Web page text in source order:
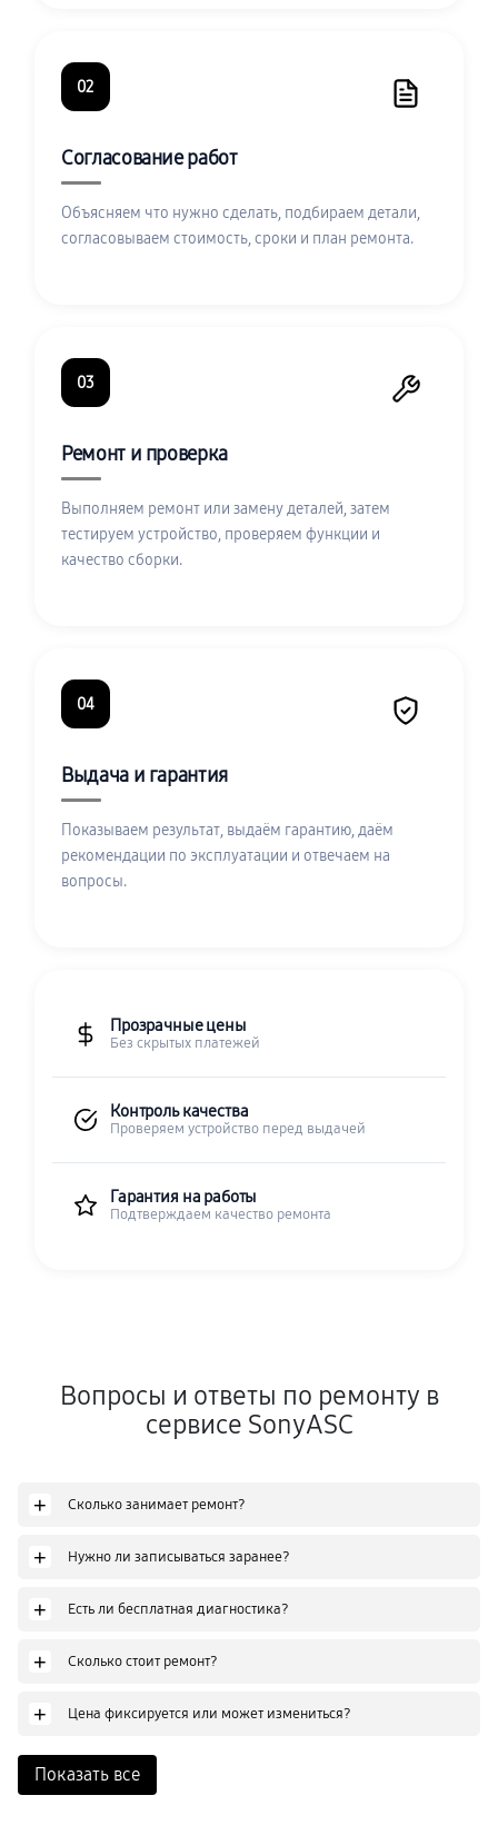
02
Согласование работ
Объясняем что нужно сделать, подбираем детали,
согласовываем стоимость, сроки и план ремонта.
03
Ремонт и проверка
Выполняем ремонт или замену деталей, затем
тестируем устройство, проверяем функции и
качество сборки.
04
Выдача и гарантия
Показываем результат, выдаём гарантию, даём
рекомендации по эксплуатации и отвечаем на
вопросы.
Прозрачные цены
Без скрытых платежей
Контроль качества
Проверяем устройство перед выдачей
Гарантия на работы
Подтверждаем качество ремонта
Вопросы и ответы по ремонту в
сервисе SonyASC
+ Сколько занимает ремонт?
+ Нужно ли записываться заранее?
+ Есть ли бесплатная диагностика?
+ Сколько стоит ремонт?
+ Цена фиксируется или может измениться?
Показать все